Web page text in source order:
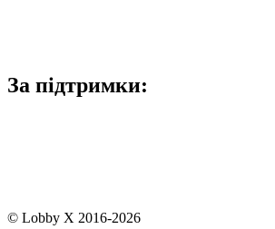
За підтримки:
© Lobby X 2016-2026